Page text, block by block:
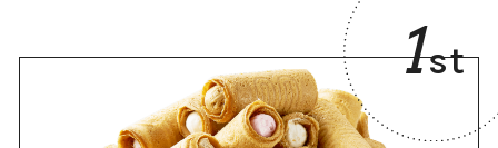
1st